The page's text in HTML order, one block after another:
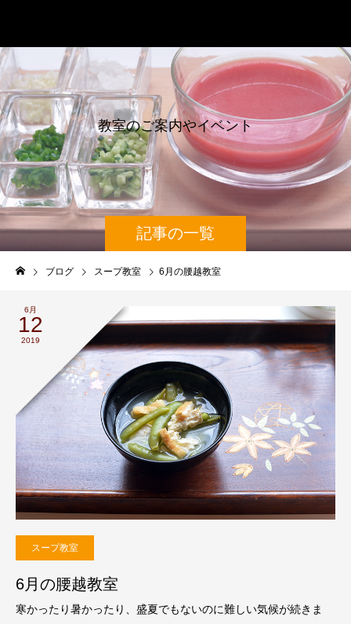
記事の一覧
教室のご案内やイベント情報
ブログ スープ教室 6月の腰越教室
6月
12
2019
スープ教室
6月の腰越教室
寒かったり暑かったり、盛夏でもないのに難しい気候が続きま